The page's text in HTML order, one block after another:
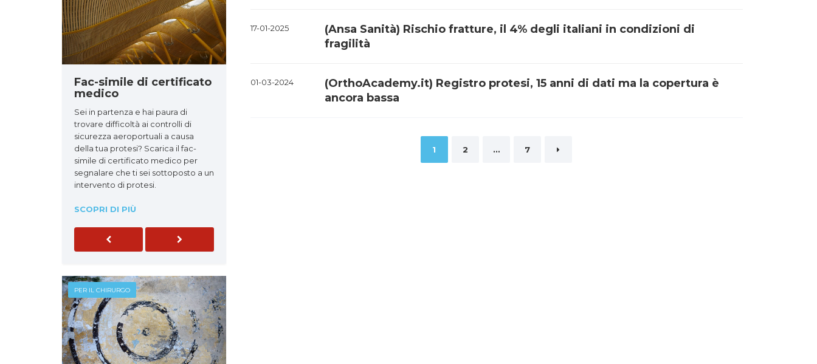
17-01-2025
(Ansa Sanità) Rischio fratture, il 4% degli italiani in condizioni di
fragilità
01-03-2024
(OrthoAcademy.it) Registro protesi, 15 anni di dati ma la copertura è
ancora bassa
1 2 … 7
Fac-simile di certificato
medico
Sei in partenza e hai paura di
trovare difficoltà ai controlli di
sicurezza aeroportuali a causa
della tua protesi? Scarica il fac-
simile di certificato medico per
segnalare che ti sei sottoposto a un
intervento di protesi.
SCOPRI DI PIÙ
Previous Next
PER IL CHIRURGO